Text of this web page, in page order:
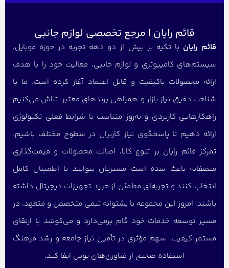
قائم رایان | مرجع تخصصی لوازم جانبی
قائم رایان با تکیه بر بیش از دو دهه تجربه در حوزه موبایل،
سیستم‌های کامپیوتری و لوازم جانبی، فعالیت خود را با هدف
ارائه محصولات باکیفیت و قابل اعتماد آغاز کرده است. ما با
شناخت دقیق نیاز بازار و همراهی برندهای معتبر، تلاش می‌کنیم
راهکارهایی کاربردی و به‌روز متناسب با شرایط فعلی تکنولوژی
ارائه دهیم تا پاسخگوی نیاز کاربران در سطوح مختلف باشیم.
تمرکز قائم رایان بر تنوع کالا، اصالت محصولات و قیمت‌گذاری
منصفانه باعث شده است مشتریان بتوانند با اطمینان کامل
انتخاب کنند و تجربه‌ای مطمئن از خرید تجهیزات دیجیتال داشته
باشند. امروز این مجموعه با پشتوانه تیمی متخصص و متعهد، در
مسیر توسعه خدمات خود گام برمی‌دارد و می‌کوشد با ارتقای
مستمر کیفیت، سهم مؤثری در تأمین نیاز جامعه و رشد فرهنگ
استفاده صحیح از فناوری‌های نوین ایفا کند.